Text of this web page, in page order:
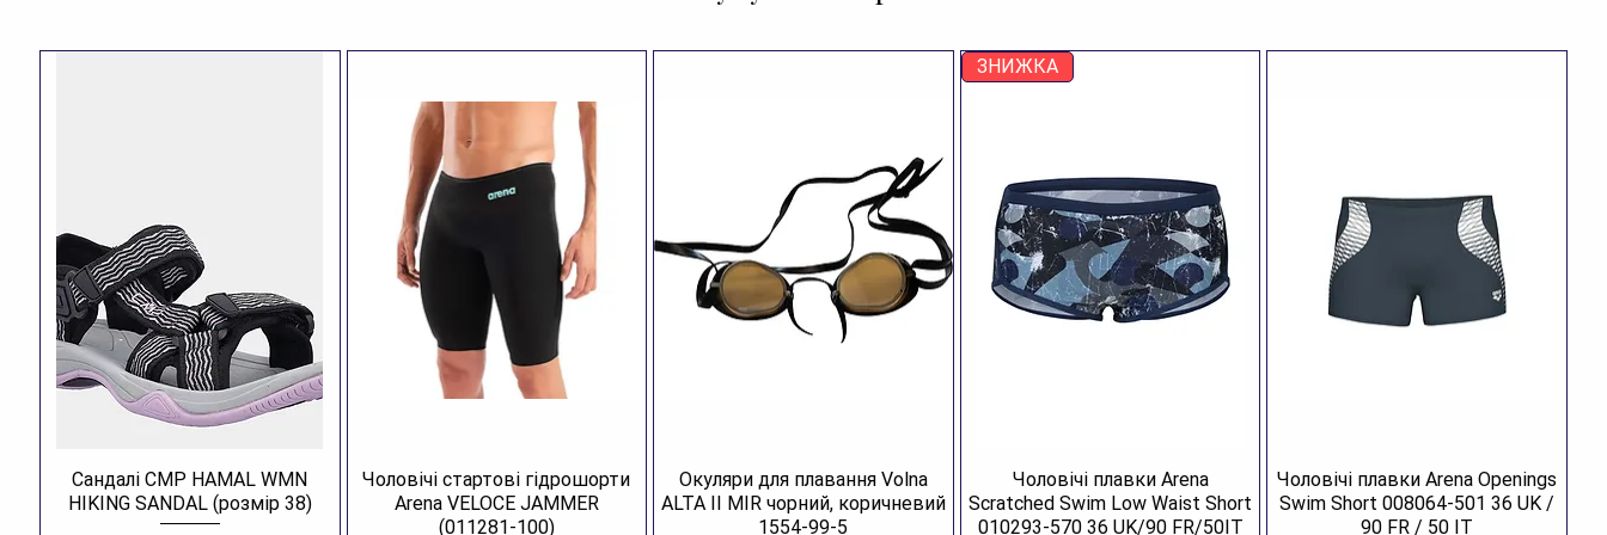
Бренд:
Артикул:
Розділ:Взуття
Категорія:Капці для басейну
Колір:Royal
Склад:100% етиленвінілацетат (EVA)
Країна:Індія
Різновид:капці
Сандалі CMP HAMAL WMN
HIKING SANDAL (розмір 38)
Чоловічі стартові гідрошорти
Arena VELOCE JAMMER
(011281-100)
Окуляри для плавання Volna
ALTA II MIR чорний, коричневий
1554-99-5
ЗНИЖКА
Чоловічі плавки Arena
Scratched Swim Low Waist Short
010293-570 36 UK/90 FR/50IT
Чоловічі плавки Arena Openings
Swim Short 008064-501 36 UK /
90 FR / 50 IT